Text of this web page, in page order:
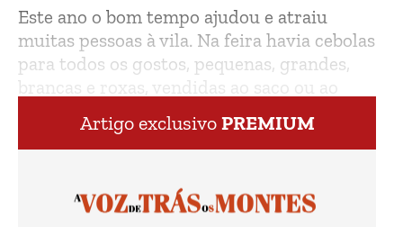
Este ano o bom tempo ajudou e atraiu
muitas pessoas à vila. Na feira havia cebolas
para todos os gostos, pequenas, grandes,
brancas e roxas, vendidas ao saco ou ao
Artigo exclusivoPREMIUM